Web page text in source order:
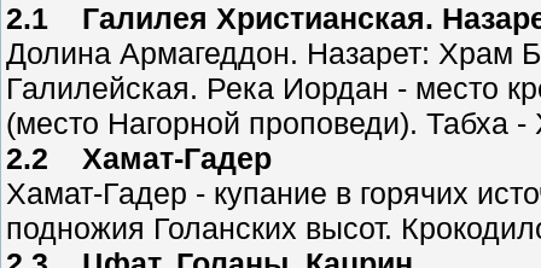
2.1 Галилея Христианская.
Долина Армагеддон. Назарет: Храм
Галилейская. Река Иордан - место
(место Нагорной проповеди).
2.2 Хамат-Гадер
Хамат-Гадер - купание в горячих
подножия Голанских высот.